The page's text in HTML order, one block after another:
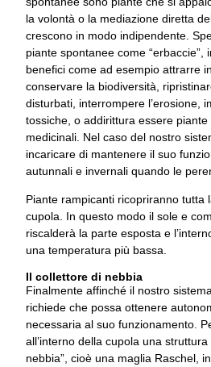
la volontà o la mediazione diretta
crescono in modo indipendente.
piante spontanee come “erbaccie”,
benefici come ad esempio attrarre
conservare la biodiversità,
disturbati, interrompere l’erosione,
tossiche, o addirittura essere
medicinali. Nel caso del nostro
incaricare di mantenere il suo
autunnali e invernali quando le
Piante rampicanti ricopriranno tutta
cupola. In questo modo il sole e
riscalderà la parte esposta e
una temperatura più bassa.
Il collettore di nebbia
Finalmente affinché il nostro
richiede che possa ottenere
necessaria al suo funzionamento.
all’interno della cupola una
nebbia”, cioè una maglia Raschel,